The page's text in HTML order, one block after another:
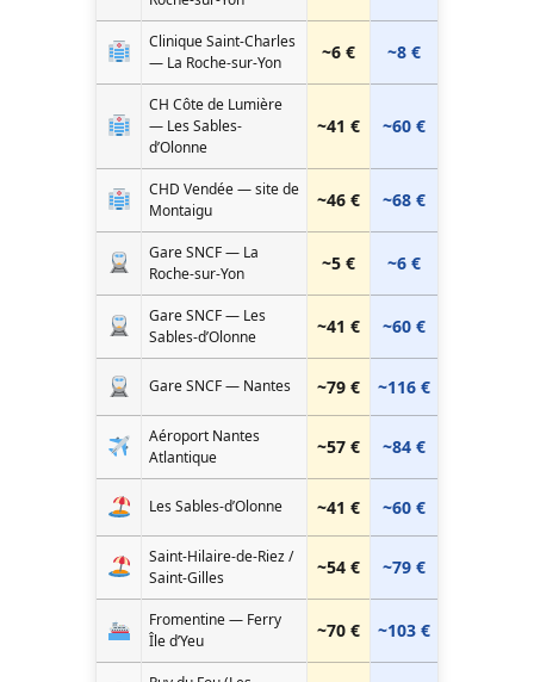
Clinique Saint-Charles
— La Roche-sur-Yon
~6 € ~8 €
CH Côte de Lumière
— Les Sables-
d’Olonne
~41 € ~60 €
CHD Vendée — site de
Montaigu
~46 € ~68 €
Gare SNCF — La
Roche-sur-Yon
~5 € ~6 €
Gare SNCF — Les
Sables-d’Olonne
~41 € ~60 €
Gare SNCF — Nantes ~79 € ~116 €
Aéroport Nantes
Atlantique
~57 € ~84 €
Les Sables-d’Olonne ~41 € ~60 €
Saint-Hilaire-de-Riez /
Saint-Gilles
~54 € ~79 €
Fromentine — Ferry
Île d’Yeu
~70 € ~103 €